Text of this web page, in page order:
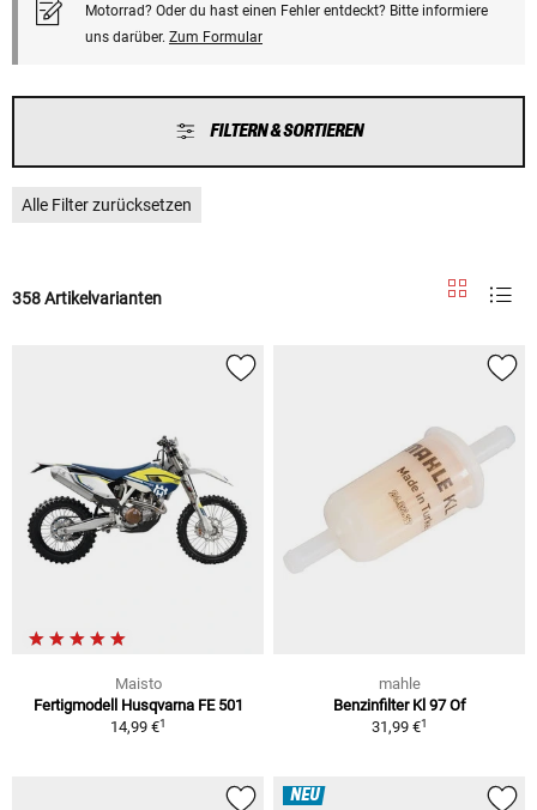
Motorrad? Oder du hast einen Fehler entdeckt? Bitte informiere
uns darüber. Zum Formular
FILTERN & SORTIEREN
Alle Filter zurücksetzen
358 Artikelvarianten
Maisto
Fertigmodell Husqvarna FE 501
14,99 €1
mahle
Benzinfilter Kl 97 Of
31,99 €1
NEU